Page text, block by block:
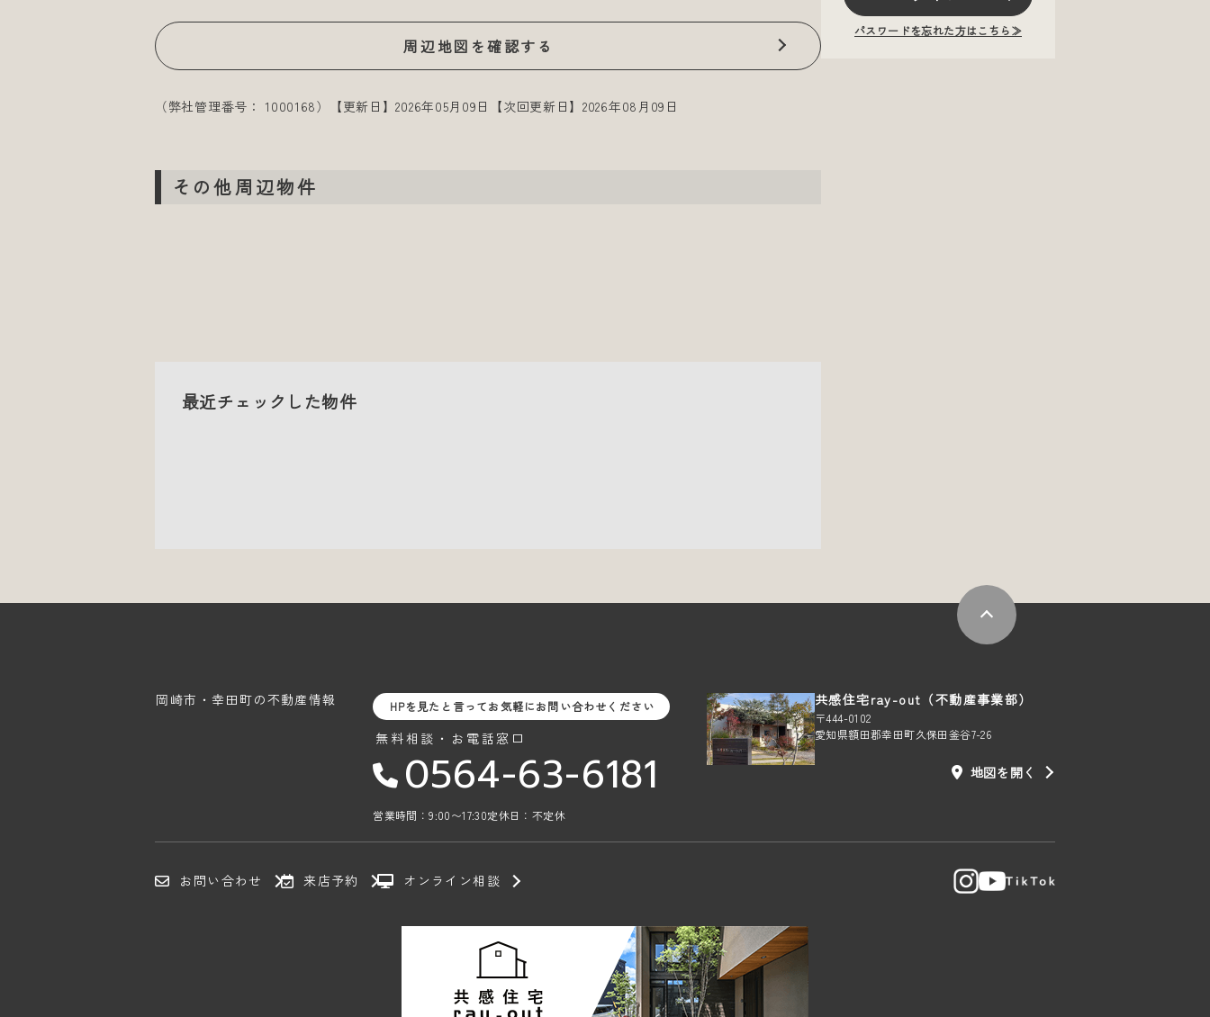
周辺地図を確認する
（弊社管理番号： 1000168） 【更新日】2026年05月09日 【次回更新日】2026年08月09日
その他周辺物件
最近チェックした物件
パスワードを忘れた方はこちら≫
岡崎市・幸田町の不動産情報 HPを見たと言ってお気軽にお問い合わせください
無料相談・お電話窓口
0564-63-6181
営業時間：9:00〜17:30定休日：不定休
共感住宅ray-out（不動産事業部）
〒444-0102
愛知県額田郡幸田町久保田釜谷7-26
地図を開く
お問い合わせ 来店予約 オンライン相談